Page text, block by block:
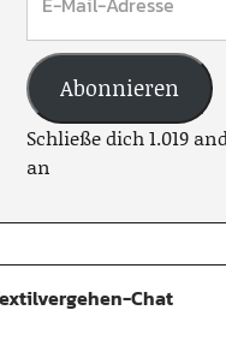
Abonnieren
Schließe dich 1.019
an
Chat